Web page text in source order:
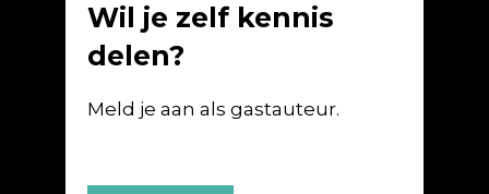
Wil je zelf kennis
delen?
Meld je aan als gastauteur.